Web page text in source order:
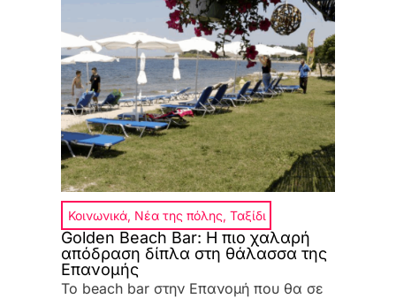
Κοινωνικά, Νέα της πόλης, Ταξίδι
Golden Beach Bar: Η πιο χαλαρή
απόδραση δίπλα στη θάλασσα της
Επανομής
Το beach bar στην Επανομή που θα σε